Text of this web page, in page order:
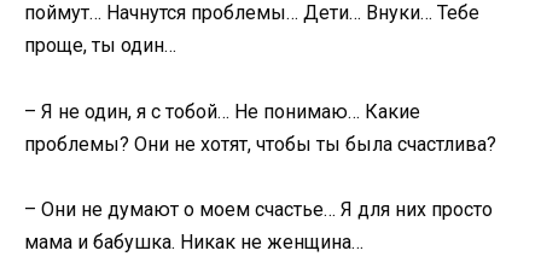
поймут… Начнутся проблемы… Дети… Внуки… Тебе
проще, ты один…
– Я не один, я с тобой… Не понимаю… Какие
проблемы? Они не хотят, чтобы ты была счастлива?
– Они не думают о моем счастье… Я для них просто
мама и бабушка. Никак не женщина…